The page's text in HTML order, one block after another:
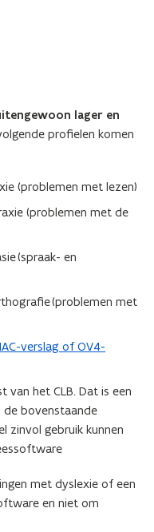
lager en
profielen komen
(problemen met lezen)
(problemen met de
(spraak- en
(problemen met
verslag of OV4-
van het CLB. Dat is een
bovenstaande
zinvol gebruik kunnen
met dyslexie of een
en niet om